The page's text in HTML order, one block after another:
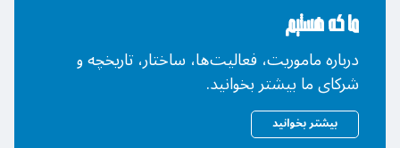
ما که هستیم
درباره ماموریت، فعالیت‌ها، ساختار، تاریخچه و
شرکای ما بیشتر بخوانید.
بیشتر بخوانید